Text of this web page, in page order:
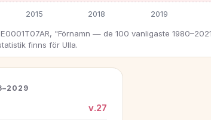
2015 2018 2019
"Förnamn — de 100 vanligaste
finns för Ulla.
v.27